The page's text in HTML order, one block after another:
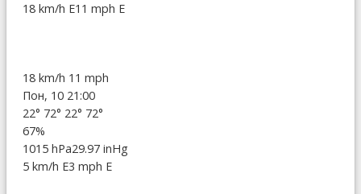
18 km/h E11 mph E
18 km/h 11 mph
Пон, 10 21:00
22° 72° 22° 72°
67%
1015 hPa29.97 inHg
5 km/h E3 mph E